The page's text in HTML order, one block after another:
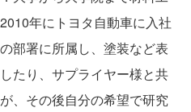
年にトヨタ自動車に入社
部署に所属し、塗装など表
たり、サプライヤー様と共
、その後自分の希望で研究